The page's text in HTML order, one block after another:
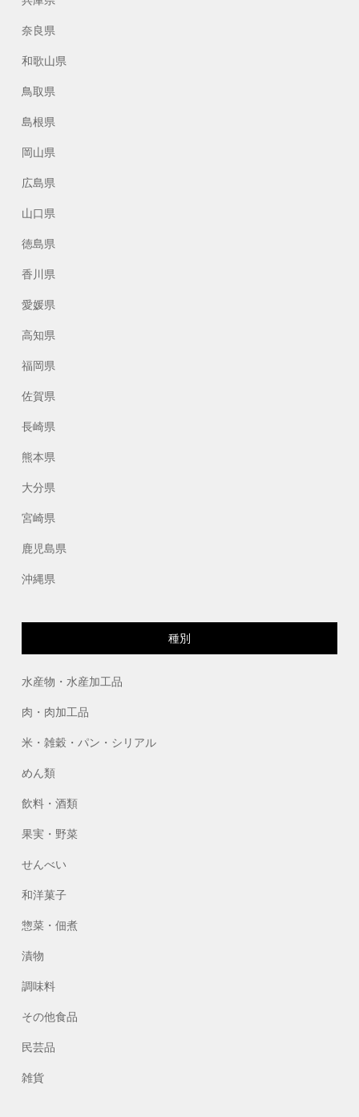
奈良県
和歌山県
鳥取県
島根県
岡山県
広島県
山口県
徳島県
香川県
愛媛県
高知県
福岡県
佐賀県
長崎県
熊本県
大分県
宮崎県
鹿児島県
沖縄県
種別
水産物・水産加工品
肉・肉加工品
米・雑穀・パン・シリアル
めん類
飲料・酒類
果実・野菜
せんべい
和洋菓子
惣菜・佃煮
漬物
調味料
その他食品
民芸品
雑貨